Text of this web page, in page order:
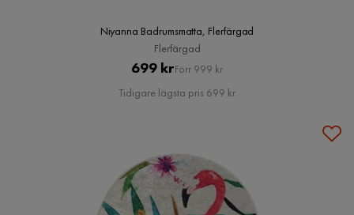
Niyanna Badrumsmatta, Flerfärgad
Flerfärgad
Pris
699 krOriginal
Pris
Förr 999 kr
Tidigare lägsta pris 699 kr